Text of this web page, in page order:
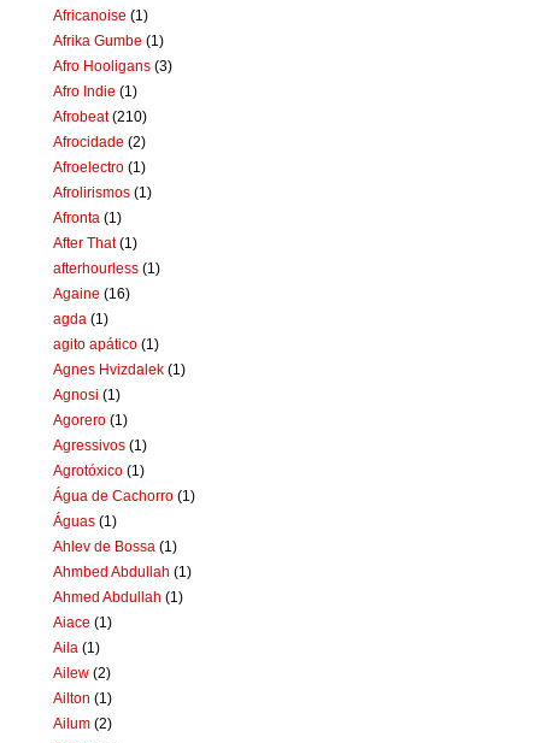
Africanoise (1)
Afrika Gumbe (1)
Afro Hooligans (3)
Afro Indie (1)
Afrobeat (210)
Afrocidade (2)
Afroelectro (1)
Afrolirismos (1)
Afronta (1)
After That (1)
afterhourless (1)
Againe (16)
agda (1)
agito apático (1)
Agnes Hvizdalek (1)
Agnosi (1)
Agorero (1)
Agressivos (1)
Agrotóxico (1)
Água de Cachorro (1)
Águas (1)
Ahlev de Bossa (1)
Ahmbed Abdullah (1)
Ahmed Abdullah (1)
Aiace (1)
Aila (1)
Ailew (2)
Ailton (1)
Ailum (2)